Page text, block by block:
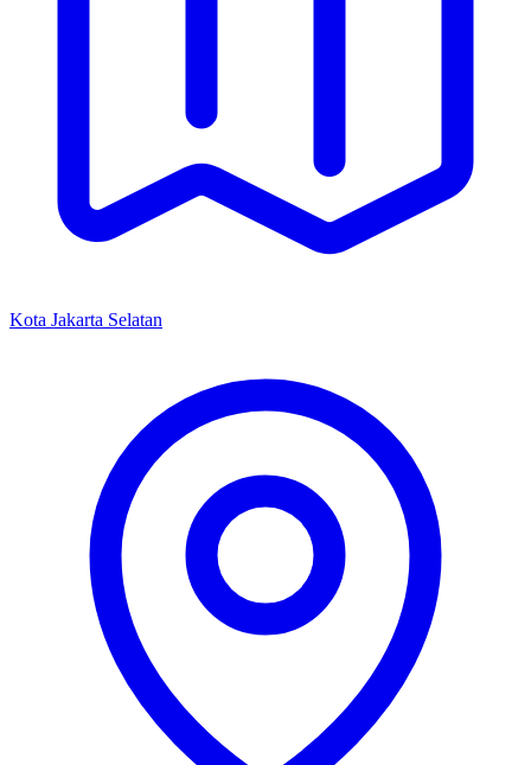
Kota Jakarta Selatan